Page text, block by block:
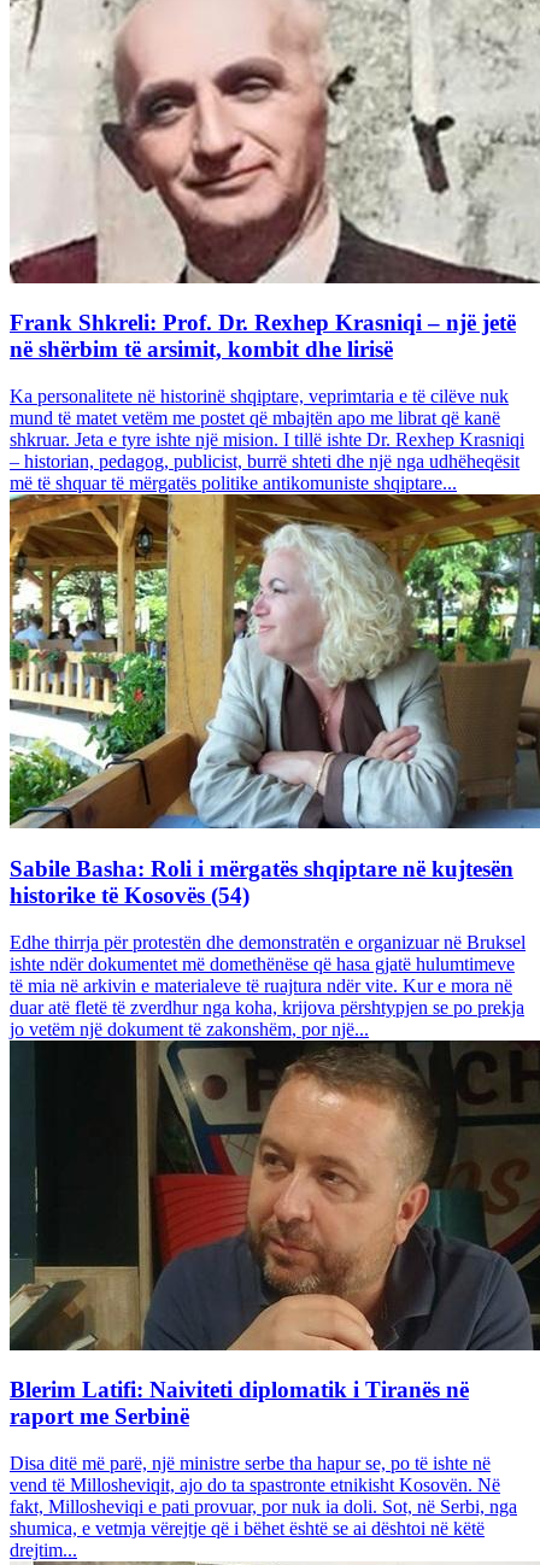
Frank Shkreli: Prof. Dr. Rexhep Krasniqi – një jetë
në shërbim të arsimit, kombit dhe lirisë
Ka personalitete në historinë shqiptare, veprimtaria e të cilëve nuk
mund të matet vetëm me postet që mbajtën apo me librat që kanë
shkruar. Jeta e tyre ishte një mision. I tillë ishte Dr. Rexhep Krasniqi
– historian, pedagog, publicist, burrë shteti dhe një nga udhëheqësit
më të shquar të mërgatës politike antikomuniste shqiptare...
Sabile Basha: Roli i mërgatës shqiptare në kujtesën
historike të Kosovës (54)
Edhe thirrja për protestën dhe demonstratën e organizuar në Bruksel
ishte ndër dokumentet më domethënëse që hasa gjatë hulumtimeve
të mia në arkivin e materialeve të ruajtura ndër vite. Kur e mora në
duar atë fletë të zverdhur nga koha, krijova përshtypjen se po prekja
jo vetëm një dokument të zakonshëm, por një...
Blerim Latifi: Naiviteti diplomatik i Tiranës në
raport me Serbinë
Disa ditë më parë, një ministre serbe tha hapur se, po të ishte në
vend të Millosheviqit, ajo do ta spastronte etnikisht Kosovën. Në
fakt, Millosheviqi e pati provuar, por nuk ia doli. Sot, në Serbi, nga
shumica, e vetmja vërejtje që i bëhet është se ai dështoi në këtë
drejtim...